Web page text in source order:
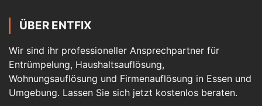
ÜBER ENTFIX
Wir sind ihr professioneller Ansprechpartner für
Entrümpelung, Haushaltsauflösung,
Wohnungsauflösung und Firmenauflösung in Essen und
Umgebung. Lassen Sie sich jetzt kostenlos beraten.